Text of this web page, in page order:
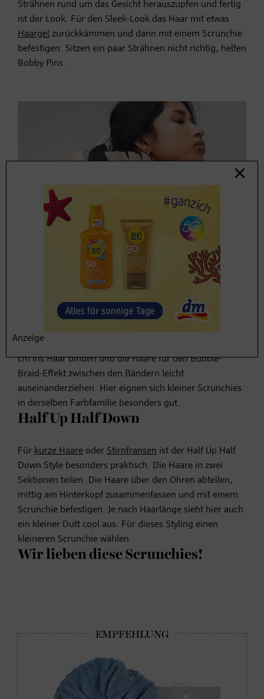
Strähnen rund um das Gesicht herauszupfen und fertig
ist der Look. Für den Sleek-Look das Haar mit etwas
Haargel zurückkämmen und dann mit einem Scrunchie
befestigen. Sitzen ein paar Strähnen nicht richtig, helfen
Bobby Pins.
Pferdeschwanz
Der klassischePferdeschwanzfunktioniert besonders
gut, weil der Scrunchie dem Haar automatisch mehr
zusammenpassende Scrunchies im Abstand von etwa 5
cm ins Haar binden und die Haare für den Bubble-
Braid-Effekt zwischen den Bändern leicht
auseinanderziehen. Hier eignen sich kleiner Scrunchies
in derselben Farbfamilie besonders gut.
Half Up Half Down
Für kurze Haare oder Stirnfransen ist der Half Up Half
Down Style besonders praktisch. Die Haare in zwei
Sektionen teilen. Die Haare über den Ohren abteilen,
mittig am Hinterkopf zusammenfassen und mit einem
Scrunchie befestigen. Je nach Haarlänge sieht hier auch
ein kleiner Dutt cool aus. Für dieses Styling einen
kleineren Scrunchie wählen.
Wir lieben diese Scrunchies!
Anzeige